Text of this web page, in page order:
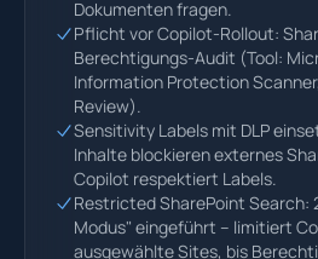
Dokumenten fragen.
Pflicht vor Copilot-Rollout:
Berechtigungs-Audit (Tool:
Information Protection
Review).
Sensitivity Labels mit DLP
Inhalte blockieren externes
Copilot respektiert Labels.
Restricted SharePoint Search:
Modus" eingeführt – limitiert
ausgewählte Sites, bis